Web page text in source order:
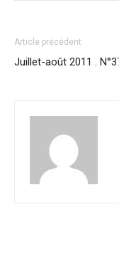
Article précédent
Juillet-août 2011 .